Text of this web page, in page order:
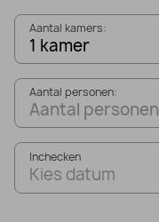
Aantal kamers:
1 kamer
Aantal personen:
Aantal personen
Inchecken
Kies datum